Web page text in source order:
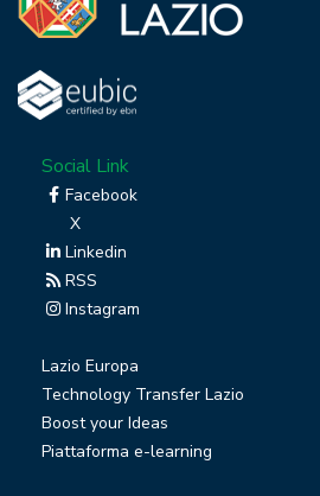
Social Link
Facebook
X
Linkedin
RSS
Instagram
Lazio Europa
Technology Transfer Lazio
Boost your Ideas
Piattaforma e-learning